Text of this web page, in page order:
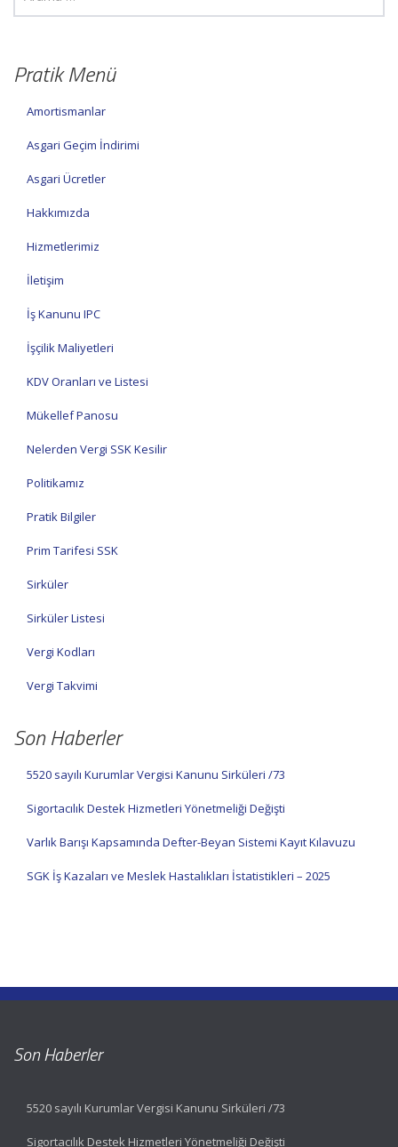
Pratik Menü
Amortismanlar
Asgari Geçim İndirimi
Asgari Ücretler
Hakkımızda
Hizmetlerimiz
İletişim
İş Kanunu IPC
İşçilik Maliyetleri
KDV Oranları ve Listesi
Mükellef Panosu
Nelerden Vergi SSK Kesilir
Politikamız
Pratik Bilgiler
Prim Tarifesi SSK
Sirküler
Sirküler Listesi
Vergi Kodları
Vergi Takvimi
Son Haberler
5520 sayılı Kurumlar Vergisi Kanunu Sirküleri /73
Sigortacılık Destek Hizmetleri Yönetmeliği Değişti
Varlık Barışı Kapsamında Defter-Beyan Sistemi Kayıt Kılavuzu
SGK İş Kazaları ve Meslek Hastalıkları İstatistikleri – 2025
Son Haberler
5520 sayılı Kurumlar Vergisi Kanunu Sirküleri /73
Sigortacılık Destek Hizmetleri Yönetmeliği Değişti